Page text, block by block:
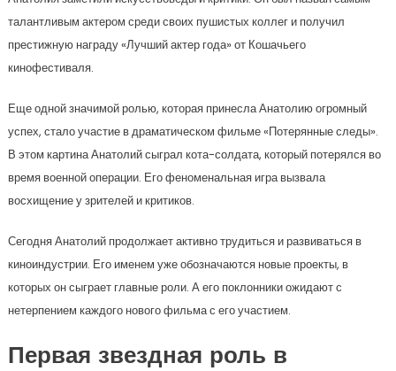
талантливым актером среди своих пушистых коллег и получил
престижную награду «Лучший актер года» от Кошачьего
кинофестиваля.
Еще одной значимой ролью, которая принесла Анатолию огромный
успех, стало участие в драматическом фильме «Потерянные следы».
В этом картина Анатолий сыграл кота-солдата, который потерялся во
время военной операции. Его феноменальная игра вызвала
восхищение у зрителей и критиков.
Сегодня Анатолий продолжает активно трудиться и развиваться в
киноиндустрии. Его именем уже обозначаются новые проекты, в
которых он сыграет главные роли. А его поклонники ожидают с
нетерпением каждого нового фильма с его участием.
Первая звездная роль в